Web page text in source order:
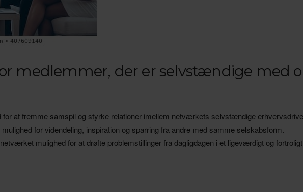
medlemmer, der er selvstændige med
at fremme samspil og styrke relationer imellem netværkets selvstændige
for videndeling, inspiration og sparring fra andre med samme selskabsform.
mulighed for at drøfte problemstillinger fra dagligdagen i et ligeværdigt og